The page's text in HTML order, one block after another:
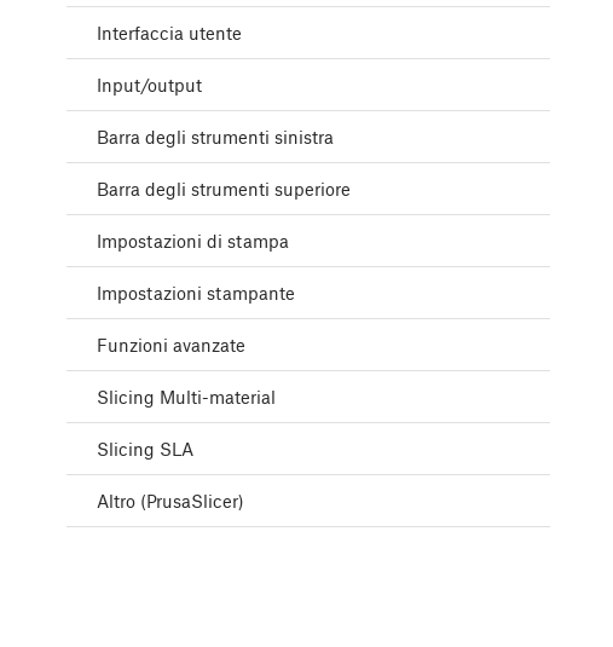
Interfaccia utente
Input/output
Barra degli strumenti sinistra
Barra degli strumenti superiore
Impostazioni di stampa
Impostazioni stampante
Funzioni avanzate
Slicing Multi-material
Slicing SLA
Altro (PrusaSlicer)